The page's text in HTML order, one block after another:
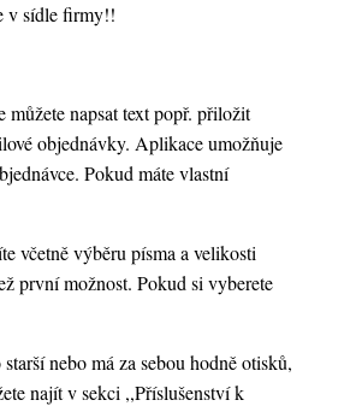
v sídle firmy!!
můžete napsat text popř. přiložit
objednávky. Aplikace umožňuje
Pokud máte vlastní
včetně výběru písma a velikosti
první možnost. Pokud si vyberete
nebo má za sebou hodně otisků,
najít v sekci ,,Příslušenství k